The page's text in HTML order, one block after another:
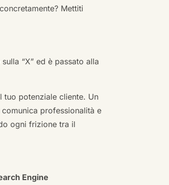
Mettiti
“X” ed è passato alla
potenziale cliente. Un
professionalità e
ogni frizione tra il
Engine